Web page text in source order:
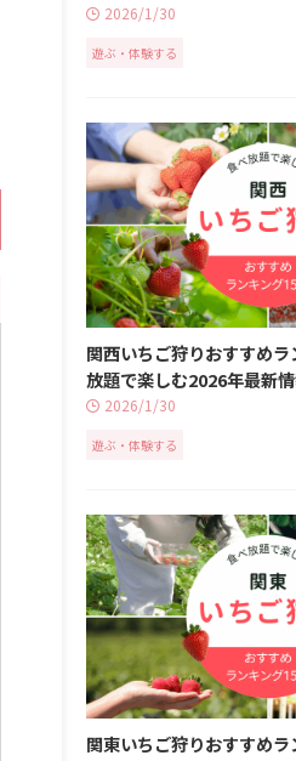
2026/1/30
遊ぶ・体験する
関西いちご狩りおすすめ
放題で楽しむ2026年最新
2026/1/30
遊ぶ・体験する
関東いちご狩りおすすめ